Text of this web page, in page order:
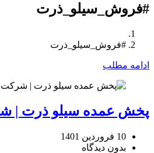
#فروش_سیلو_ذرت
#فروش_سیلو_ذرت
ادامه مطلب
پخش عمده سیلو ذرت |
10 فروردین 1401
بدون دیدگاه